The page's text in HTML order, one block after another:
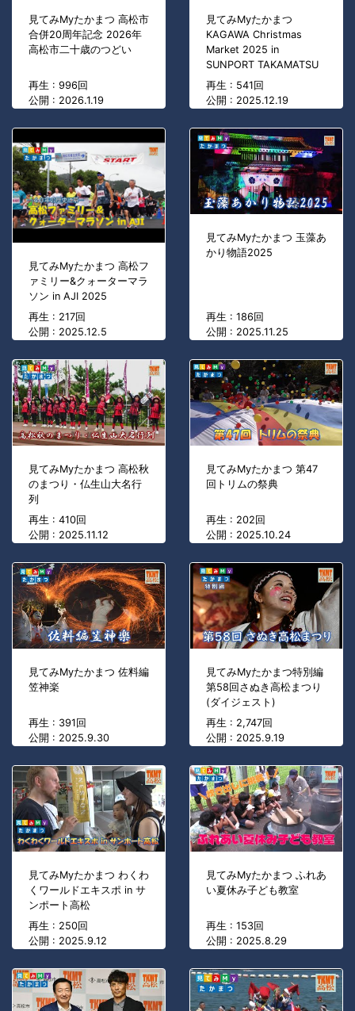
見てみMyたかまつ 高松市
合併20周年記念 2026年
高松市二十歳のつどい
再生 : 996回
公開 : 2026.1.19
見てみMyたかまつ
KAGAWA Christmas
Market 2025 in
SUNPORT TAKAMATSU
再生 : 541回
公開 : 2025.12.19
見てみMyたかまつ 高松フ
ァミリー&クォーターマラ
ソン in AJI 2025
再生 : 217回
公開 : 2025.12.5
見てみMyたかまつ 玉藻あ
かり物語2025
再生 : 186回
公開 : 2025.11.25
見てみMyたかまつ 高松秋
のまつり・仏生山大名行
列
再生 : 410回
公開 : 2025.11.12
見てみMyたかまつ 第47
回トリムの祭典
再生 : 202回
公開 : 2025.10.24
見てみMyたかまつ 佐料編
笠神楽
再生 : 391回
公開 : 2025.9.30
見てみMyたかまつ特別編
第58回さぬき高松まつり
(ダイジェスト)
再生 : 2,747回
公開 : 2025.9.19
見てみMyたかまつ わくわ
くワールドエキスポ in サ
ンポート高松
再生 : 250回
公開 : 2025.9.12
見てみMyたかまつ ふれあ
い夏休み子ども教室
再生 : 153回
公開 : 2025.8.29